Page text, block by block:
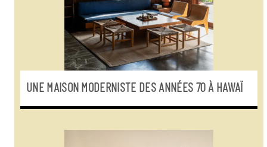
UNE MAISON MODERNISTE DES ANNÉES 70 À HAWAÏ